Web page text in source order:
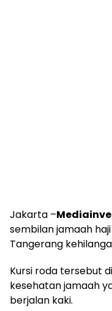
Jakarta –
sembilan jamaah
Tangerang
Kursi roda tersebut
kesehatan jamaah
berjalan kaki.